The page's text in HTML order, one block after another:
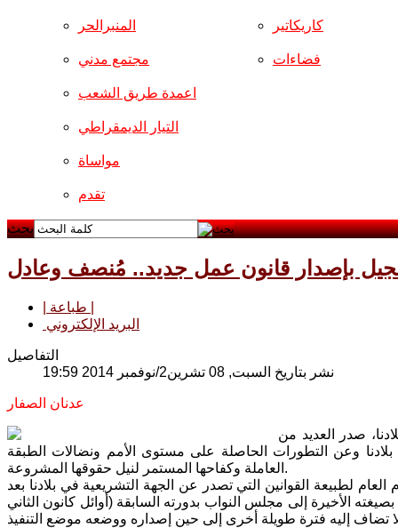
المنبرالحر
مجتمع مدني
كاريكاتير
فضاءات
اعمدة طريق الشعب
التيار الديمقراطي
مواساة
تقدم
بحث
بإصدار قانون عمل جديد.. مُنصف وعادل
البريد الإلكتروني
التفاصيل
نشر بتاريخ السبت, 08 تشرين2/نوفمبر 2014 19:59
عدنان الصفار
صدر العديد من
وعن التطورات الحاصلة على مستوى الأمم ونضالات الطبقة
العاملة وكفاحها المستمر لنيل حقوقها المشروعة.
لطبيعة القوانين التي تصدر عن الجهة التشريعية في بلادنا بعد
الأخيرة إلى مجلس النواب بدورته السابقة (أوائل كانون الثاني